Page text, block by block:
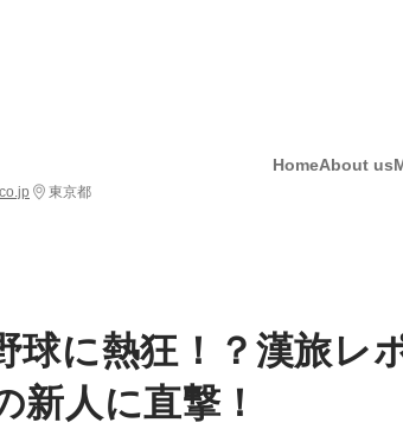
東京都
HomeAbout us
球に熱狂！？漢旅レ
新人に直撃！